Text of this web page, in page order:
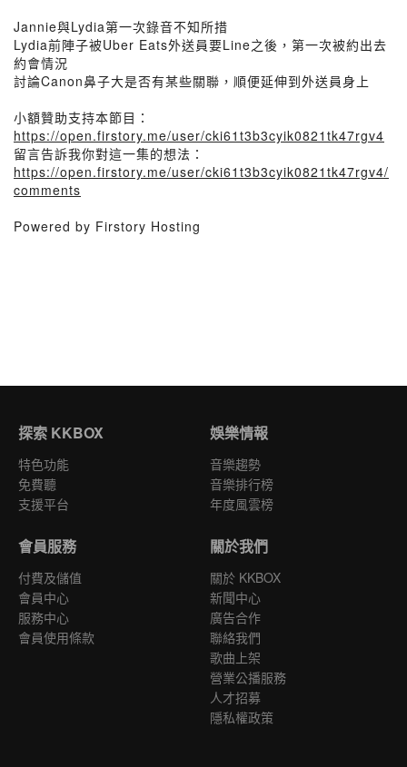
Jannie與Lydia第一次錄音不知所措
Lydia前陣子被Uber Eats外送員要Line之後，第一次被約出去
約會情況
討論Canon鼻子大是否有某些關聯，順便延伸到外送員身上
小額贊助支持本節目：
https://open.firstory.me/user/cki61t3b3cyik0821tk47rgv4
留言告訴我你對這一集的想法：
https://open.firstory.me/user/cki61t3b3cyik0821tk47rgv4/
comments
Powered by Firstory Hosting
探索 KKBOX
特色功能
免費聽
支援平台
娛樂情報
音樂趨勢
音樂排行榜
年度風雲榜
會員服務
付費及儲值
會員中心
服務中心
會員使用條款
關於我們
關於 KKBOX
新聞中心
廣告合作
聯絡我們
歌曲上架
營業公播服務
人才招募
隱私權政策